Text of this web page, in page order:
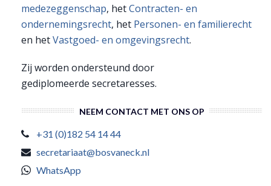
medezeggenschap, hetContracten- en
ondernemingsrecht, het Personen- en familierecht
en hetVastgoed- en omgevingsrecht.
Zij worden ondersteund door
gediplomeerde secretaresses.
NEEM CONTACT MET ONS OP
+31 (0)182 54 14 44
secretariaat@bosvaneck.nl
WhatsApp